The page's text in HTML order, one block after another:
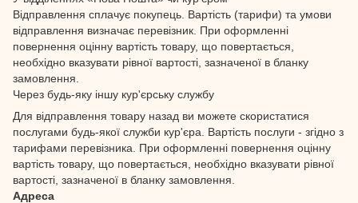
Відправлення сплачує покупець. Вартість (тарифи) та умови
відправлення визначає перевізник. При оформленні
повернення оцінну вартість товару, що повертається,
необхідно вказувати рівної вартості, зазначеної в бланку
замовлення.
Через будь-яку іншу кур'єрську службу
Для відправлення товару назад ви можете скористатися
послугами будь-якої служби кур'єра. Вартість послуги - згідно з
тарифами перевізника. При оформленні повернення оцінну
вартість товару, що повертається, необхідно вказувати рівної
вартості, зазначеної в бланку замовлення.
Адреса